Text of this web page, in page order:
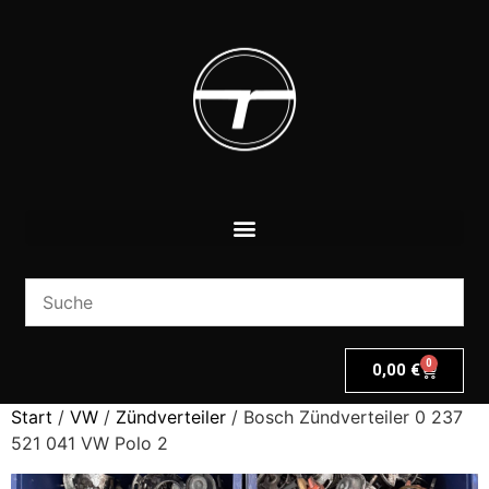
0,00 € 0
Start / VW / Zündverteiler / Bosch Zündverteiler 0 237
521 041 VW Polo 2